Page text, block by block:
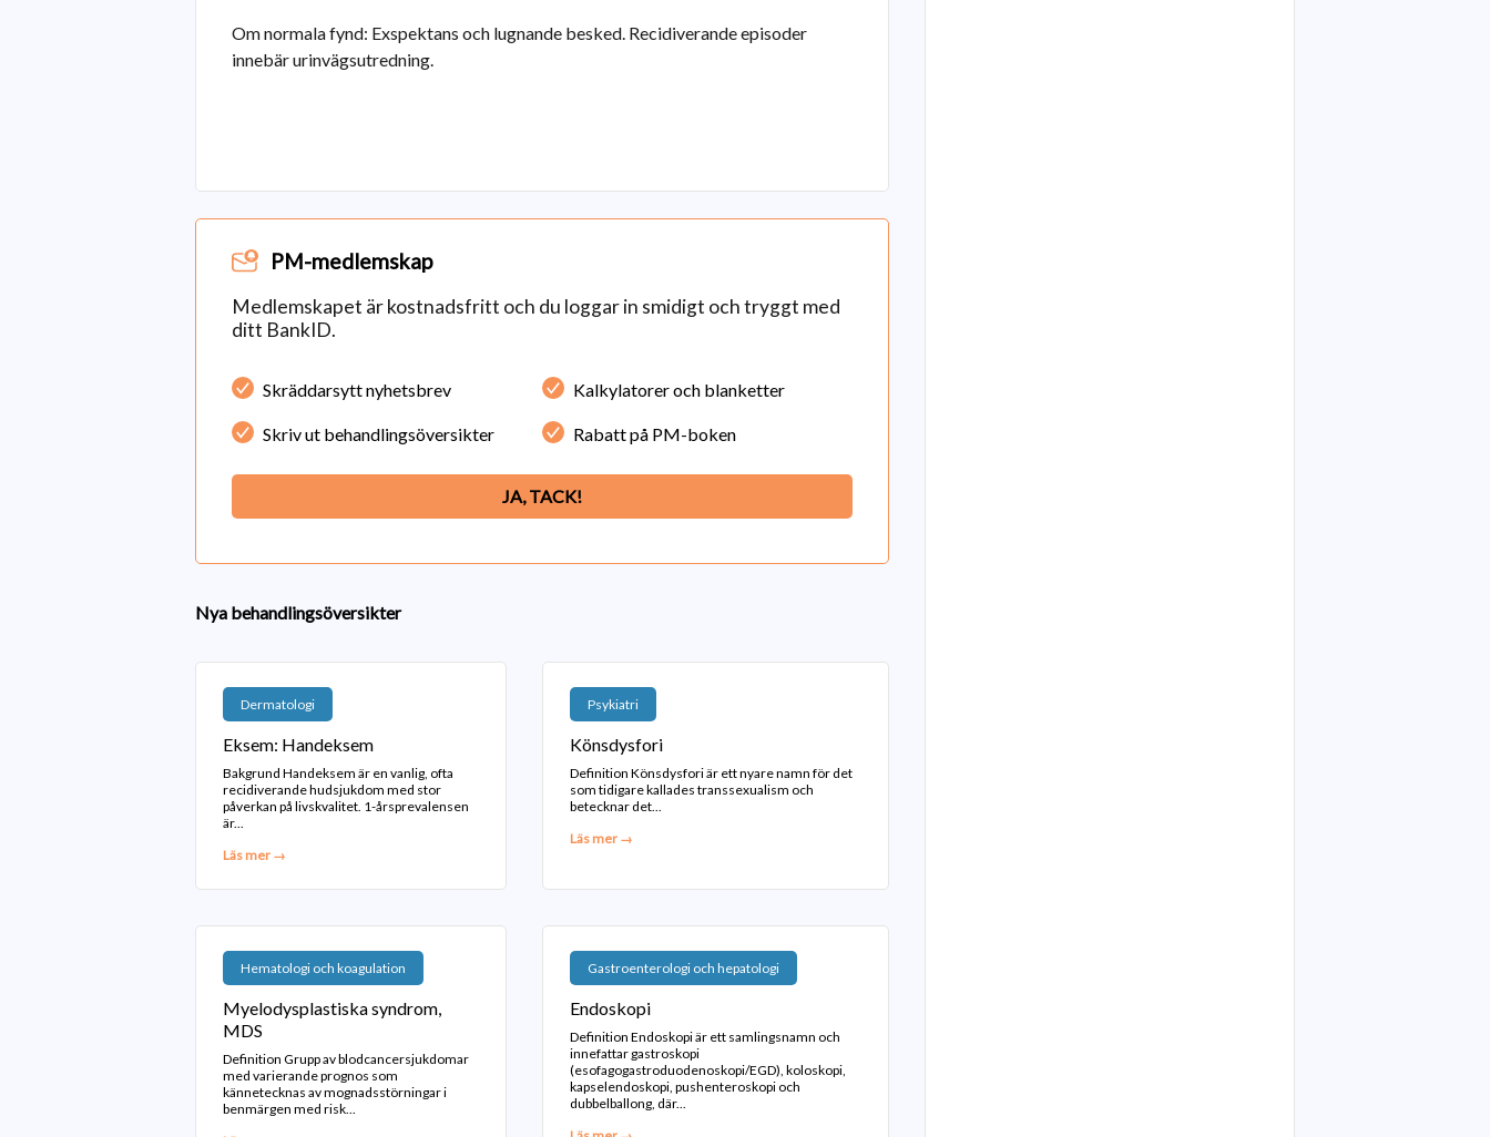
Om normala fynd: Exspektans och lugnande besked. Recidiverande episoder
innebär urinvägsutredning.
PM-medlemskap
Medlemskapet är kostnadsfritt och du loggar in smidigt och tryggt med
ditt BankID.
Skräddarsytt nyhetsbrev Kalkylatorer och blanketter
Skriv ut behandlingsöversikter Rabatt på PM-boken
JA, TACK!
Nya behandlingsöversikter
Dermatologi
Eksem: Handeksem
Bakgrund Handeksem är en vanlig, ofta
recidiverande hudsjukdom med stor
påverkan på livskvalitet. 1-årsprevalensen
är...
Läs mer →
Psykiatri
Könsdysfori
Definition Könsdysfori är ett nyare namn för det
som tidigare kallades transsexualism och
betecknar det...
Läs mer →
Hematologi och koagulation
Myelodysplastiska syndrom,
MDS
Definition Grupp av blodcancersjukdomar
med varierande prognos som
kännetecknas av mognadsstörningar i
benmärgen med risk...
Gastroenterologi och hepatologi
Endoskopi
Definition Endoskopi är ett samlingsnamn och
innefattar gastroskopi
(esofagogastroduodenoskopi/EGD), koloskopi,
kapselendoskopi, pushenteroskopi och
dubbelballong, där...